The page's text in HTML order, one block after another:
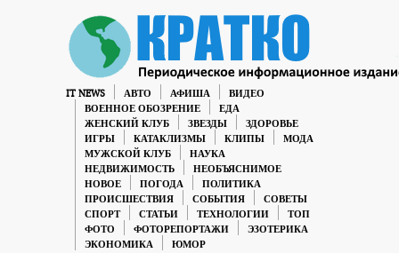
IT NEWS АВТО АФИША
ВИДЕО
ВОЕННОЕ ОБОЗРЕНИЕ
ЕДА
ЖЕНСКИЙ КЛУБ
ЗВЕЗДЫ
ЗДОРОВЬЕ
ИГРЫ
КАТАКЛИЗМЫ КЛИПЫ
МОДА
МУЖСКОЙ КЛУБ
НАУКА
НЕДВИЖИМОСТЬ
НЕОБЪЯСНИМОЕ
НОВОЕ
ПОГОДА
ПОЛИТИКА
ПРОИСШЕСТВИЯ
СОБЫТИЯ
СОВЕТЫ
СПОРТ
СТАТЬИ ТЕХНОЛОГИИ
ТОП
ФОТО
ФОТОРЕПОРТАЖИ
ЭЗОТЕРИКА
ЭКОНОМИКА
ЮМОР